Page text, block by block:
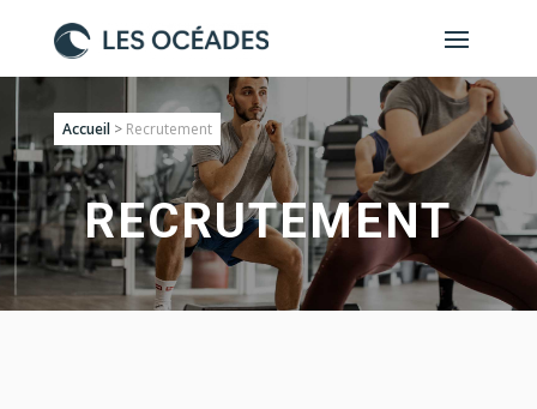
Accueil> Recrutement
RECRUTEMENT